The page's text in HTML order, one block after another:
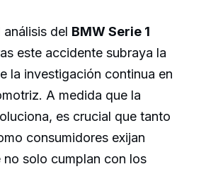
análisis del BMW Serie 1
este accidente subraya la
la investigación continua en
A medida que la
es crucial que tanto
consumidores exijan
no solo cumplan con los